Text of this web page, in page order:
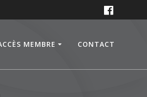
MEMBRE CONTACT